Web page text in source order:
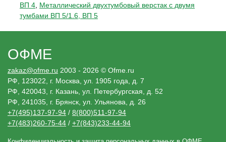
ВП 4 Металлический двухтумбовый верстак с двумя
тумбами ВП 5/1.6, ВП 5
ОФМЕ
zakaz@ofme.ru 2003 - 2026 © Ofme.ru
РФ, 123022, г. Москва, ул. 1905 года, д. 7
РФ, 420043, г. Казань, ул. Петербургская, д. 52
РФ, 241035, г. Брянск, ул. Ульянова, д. 26
+7(495)137-97-94 / 8(800)511-97-94
+7(483)260-75-44 / +7(843)233-44-94